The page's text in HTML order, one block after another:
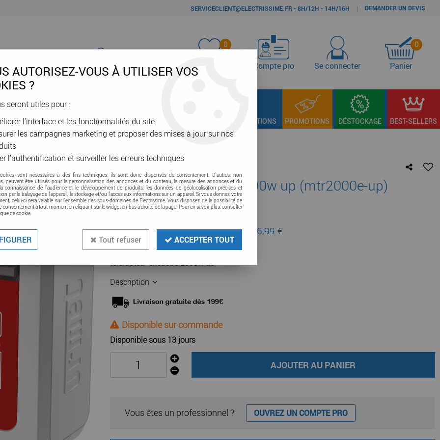
SERVICECLIENT@ELECTRISSIME.FR - 8H/12H - 14H/16H | DEMANDER UN DEVIS
0
Favoris Compte pro Se connecter
0
Panier
& GAINES DOMOTIQUE & VE SÉCURITÉ & RÉSEAU OUTILLAGE & FIXATIONS PROMOTIONS DÉSTOCKAGE BEST-SELLERS
(mtr2000e-up)
télérupteur encastré 2000w up (mtr2000e-up)
Soyez le premier à donner votre avis !
60,89 €TTCau lieu de 86,99€
Réf. :YOK MTR2000E-UP
télérupteur encastré 2000w up
Description
Disponible sur commande
Disponible sous 13 jours
AJOUTER AU PANIER
Vous êtes un professionnel ? OUVREZ UN COMPTE PRO
AUTORISEZ-VOUS À UTILISER VOS
?
seront utiles pour :
l'interface et les fonctionnalités du site
les campagnes marketing et proposer des mises à jour sur nos
l'authentification et surveiller les erreurs techniques
sont nécessaires à des fins techniques, ils sont donc dispensés de consentement. D'autres, non
peuvent être utilisés pour la personnalisation des annonces et du contenu, la mesure des annonces et du
connaissance de l'audience et le développement de produits, les données de géolocalisation précises et
par le balayage de l'appareil, le stockage et/ou l'accès aux informations sur un appareil. Si vous donnez votre
celui-ci sera valable sur l’ensemble des sous-domaines de Electrissime. Vous disposez de la possibilité de
consentement à tout moment en cliquant sur le widget en bas à droite de la page. Pour en savoir plus, consulter
de cookie.
Tout refuser ACCEPTER TOUT